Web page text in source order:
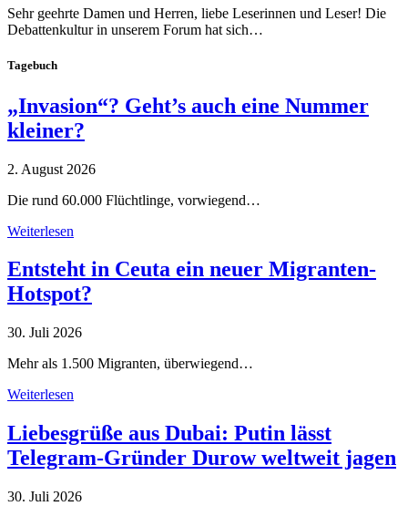
Sehr geehrte Damen und Herren, liebe Leserinnen und Leser! Die
Debattenkultur in unserem Forum hat sich…
Tagebuch
„Invasion“? Geht’s auch eine Nummer
kleiner?
2. August 2026
Die rund 60.000 Flüchtlinge, vorwiegend…
Weiterlesen
Entsteht in Ceuta ein neuer Migranten-
Hotspot?
30. Juli 2026
Mehr als 1.500 Migranten, überwiegend…
Weiterlesen
Liebesgrüße aus Dubai: Putin lässt
Telegram-Gründer Durow weltweit jagen
30. Juli 2026